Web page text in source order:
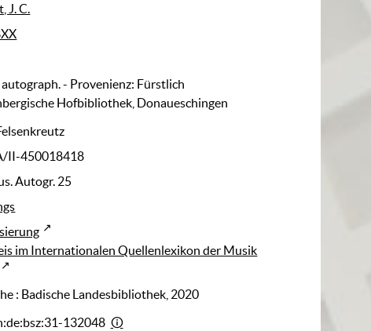
J. C.
- Provenienz: Fürstlich
Hofbibliothek, Donaueschingen
II-450018418
Autogr. 25
im Internationalen Quellenlexikon der Musik
: Badische Landesbibliothek, 2020
132048